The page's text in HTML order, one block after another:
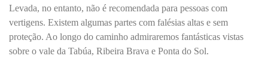
Levada, no entanto, não é recomendada para pessoas com
vertigens. Existem algumas partes com falésias altas e sem
proteção. Ao longo do caminho admiraremos fantásticas vistas
sobre o vale da Tabúa, Ribeira Brava e Ponta do Sol.